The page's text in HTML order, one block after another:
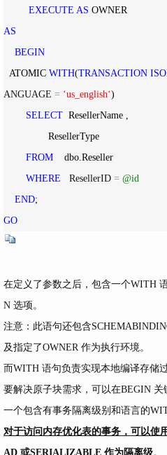
EXECUTE AS
AS
BEGIN
  ATOMIC
WITH(TRANSACTION
ANGUAGE = ‘us_english‘)
SELECT
  ResellerName ,
FROM
    dbo.Reseller
WHERE
   ResellerID
= @id
END
GO
在定义了参数之后，包含一个WITH
N 选项。
注意：此语句还包含
及指定了OWNER 作为执行环境。
而WITH 语句负责实现本地编译存储
要解决原子块需求，可以在BEGIN
一个包含有事务隔离级别和语言的
对于访问内存优化表的事务，可以使
AD 或SERIALIZABLE 作为隔离级。